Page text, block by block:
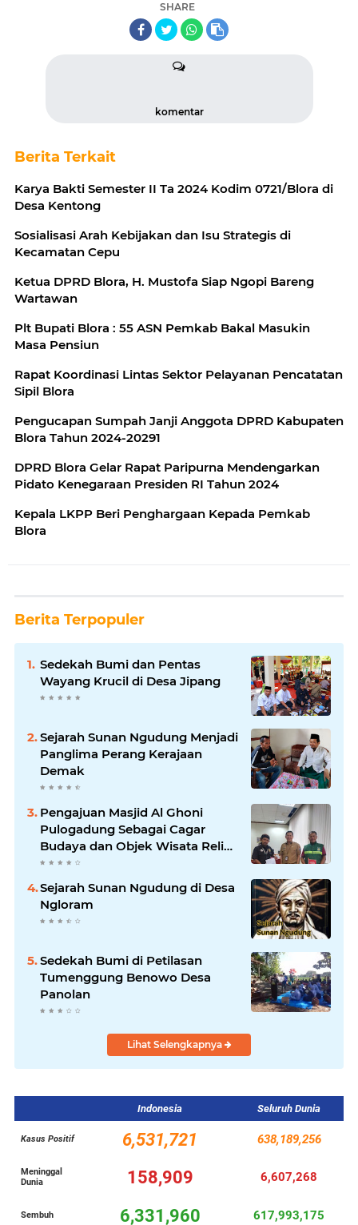
SHARE
komentar
Berita Terkait
Karya Bakti Semester II Ta 2024 Kodim 0721/Blora di
Desa Kentong
Sosialisasi Arah Kebijakan dan Isu Strategis di
Kecamatan Cepu
Ketua DPRD Blora, H. Mustofa Siap Ngopi Bareng
Wartawan
Plt Bupati Blora : 55 ASN Pemkab Bakal Masukin
Masa Pensiun
Rapat Koordinasi Lintas Sektor Pelayanan Pencatatan
Sipil Blora
Pengucapan Sumpah Janji Anggota DPRD Kabupaten
Blora Tahun 2024-20291
DPRD Blora Gelar Rapat Paripurna Mendengarkan
Pidato Kenegaraan Presiden RI Tahun 2024
Kepala LKPP Beri Penghargaan Kepada Pemkab
Blora
Berita Terpopuler
Sedekah Bumi dan Pentas
Wayang Krucil di Desa Jipang
Sejarah Sunan Ngudung Menjadi
Panglima Perang Kerajaan
Demak
Pengajuan Masjid Al Ghoni
Pulogadung Sebagai Cagar
Budaya dan Objek Wisata Religi
ke Parekraf Jakarta Timur
Sejarah Sunan Ngudung di Desa
Ngloram
Sedekah Bumi di Petilasan
Tumenggung Benowo Desa
Panolan
Lihat Selengkapnya